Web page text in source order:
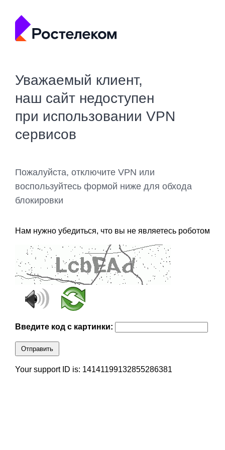
Уважаемый клиент,
наш сайт недоступен
при использовании VPN
сервисов
Пожалуйста, отключите VPN или
воспользуйтесь формой ниже для обхода
блокировки
Нам нужно убедиться, что вы не являетесь роботом
Введите код с картинки:
Отправить
Your support ID is: 14141199132855286381